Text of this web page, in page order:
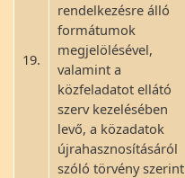
19.
rendelkezésre álló
formátumok
megjelölésével,
valamint a
közfeladatot ellátó
szerv kezelésében
levő, a közadatok
újrahasznosításáról
szóló törvény szerint